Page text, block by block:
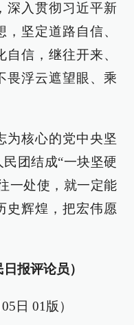
深入贯彻习近平新
坚定道路自信、
信，继往开来、
畏浮云遮望眼、乘
为核心的党中央坚
团结成“一块坚硬
一处使，就一定能
史辉煌，把宏伟愿
报评论员）
日 01版）